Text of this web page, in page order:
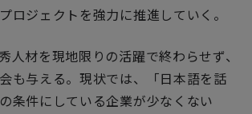
ロジェクトを強力に推進していく。
人材を現地限りの活躍で終わらせず、
も与える。現状では、「日本語を話
条件にしている企業が少なくない